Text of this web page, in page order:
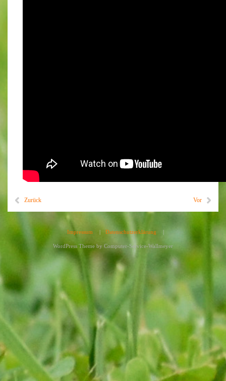
Zurück Vor
Impressum | Datenschutzerklärung |
WordPress Theme by Computer-Service-Wallmeyer